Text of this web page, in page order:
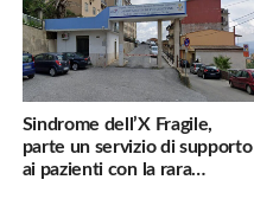
Sindrome dell’X Fragile,
parte un servizio di supporto
ai pazienti con la rara